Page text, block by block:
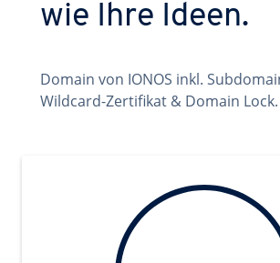
wie Ihre Ideen.
Domain von IONOS inkl.
Wildcard-Zertifikat & Domain Lock.